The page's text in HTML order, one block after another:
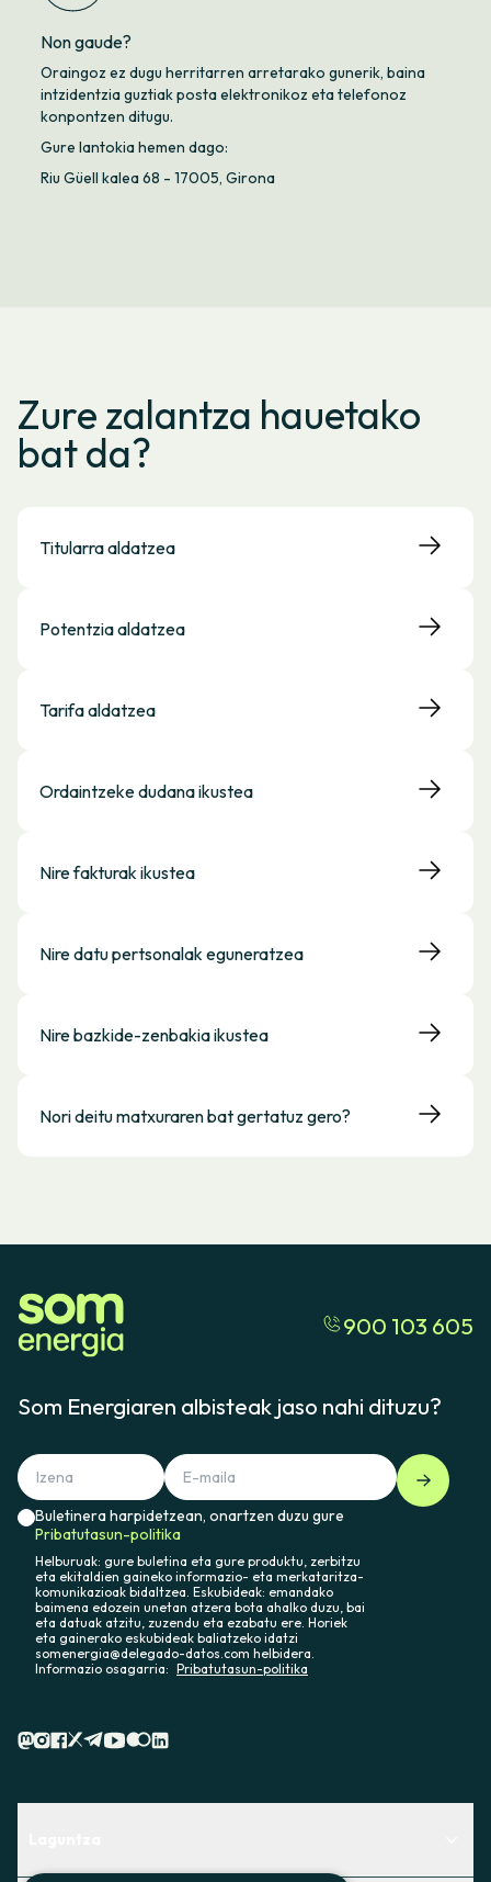
Non gaude?
Oraingoz ez dugu herritarren arretarako gunerik, baina
intzidentzia guztiak posta elektronikoz eta telefonoz
konpontzen ditugu.
Gure lantokia hemen dago:
Riu Güell kalea 68 - 17005, Girona
Zure zalantza hauetako
bat da?
Titularra aldatzea
Potentzia aldatzea
Tarifa aldatzea
Ordaintzeke dudana ikustea
Nire fakturak ikustea
Nire datu pertsonalak eguneratzea
Nire bazkide-zenbakia ikustea
Nori deitu matxuraren bat gertatuz gero?
900 103 605
Som Energiaren albisteak jaso nahi dituzu?
Buletinera harpidetzean, onartzen duzu gure
Pribatutasun-politika
Helburuak: gure buletina eta gure produktu, zerbitzu
eta ekitaldien gaineko informazio- eta merkataritza-
komunikazioak bidaltzea. Eskubideak: emandako
baimena edozein unetan atzera bota ahalko duzu, bai
eta datuak atzitu, zuzendu eta ezabatu ere. Horiek
eta gainerako eskubideak baliatzeko idatzi
somenergia@delegado-datos.com helbidera.
Informazio osagarria: Pribatutasun-politika